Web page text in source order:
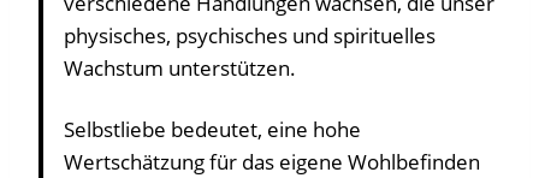
physisches, psychisches und spirituelles
Wachstum unterstützen.
Selbstliebe bedeutet, eine hohe
Wertschätzung für das eigene Wohlbefinden